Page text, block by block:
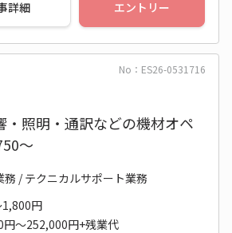
詳細 エントリー
No：ES26-0531716
・照明・通訳などの機材オペ
～
/ テクニカルサポート業務
円
円～252,000円+残業代